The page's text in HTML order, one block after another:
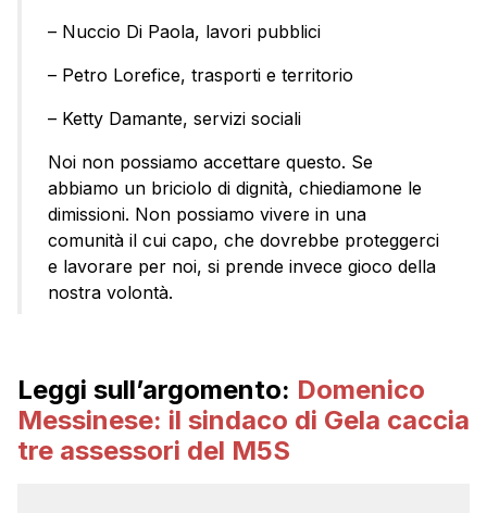
– Nuccio Di Paola, lavori pubblici
– Petro Lorefice, trasporti e territorio
– Ketty Damante, servizi sociali
Noi non possiamo accettare questo. Se
abbiamo un briciolo di dignità, chiediamone le
dimissioni. Non possiamo vivere in una
comunità il cui capo, che dovrebbe proteggerci
e lavorare per noi, si prende invece gioco della
nostra volontà.
Leggi sull’argomento: Domenico
Messinese: il sindaco di Gela caccia
tre assessori del M5S